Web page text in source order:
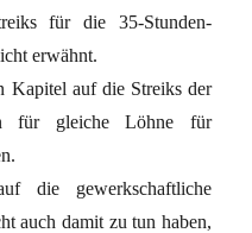
für die 35-Stunden-
erwähnt.
Kapitel auf die Streiks der
für gleiche Löhne für
die gewerkschaftliche
auch damit zu tun haben,